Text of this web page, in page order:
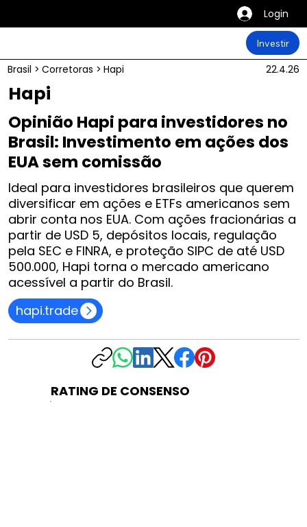
Login
Investir
Brasil > Corretoras > Hapi 22.4.26
Hapi
Opinião Hapi para investidores no
Brasil: Investimento em ações dos
EUA sem comissão
Ideal para investidores brasileiros que querem
diversificar em ações e ETFs americanos sem
abrir conta nos EUA. Com ações fracionárias a
partir de USD 5, depósitos locais, regulação
pela SEC e FINRA, e proteção SIPC de até USD
500.000, Hapi torna o mercado americano
acessível a partir do Brasil.
hapi.trade
RATING DE CONSENSO